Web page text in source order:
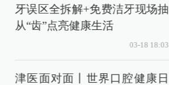
牙误区全拆解+免费洁牙现场抽
从“齿”点亮健康生活
03-18 18:03
津医面对面丨世界口腔健康日